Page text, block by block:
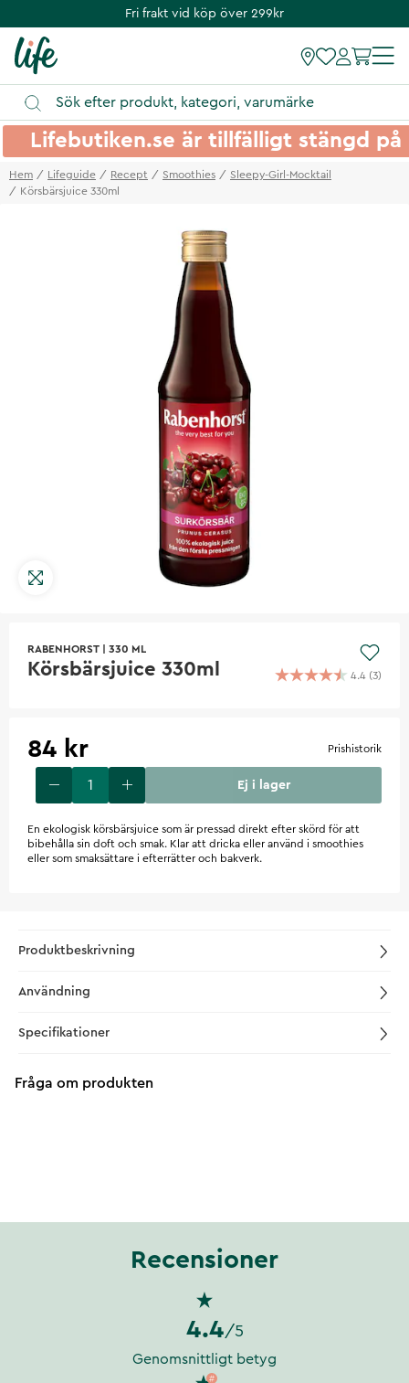
Fri frakt vid köp över 299kr
Lifebutiken.se är tillfälligt stängd
Hem Lifeguide Recept Smoothies
Sleepy-Girl-Mocktail
Körsbärsjuice 330ml
RABENHORST 330 ML
Körsbärsjuice 330ml 4.4 (3)
84 kr Prishistorik
Ej i lager
En ekologisk körsbärsjuice som är pressad direkt efter skörd för att
bibehålla sin doft och smak. Klar att dricka eller använd i smoothies
eller som smaksättare i efterrätter och bakverk.
Produktbeskrivning
Användning
Specifikationer
Fråga om produkten
Recensioner
4.4/5
Genomsnittligt betyg